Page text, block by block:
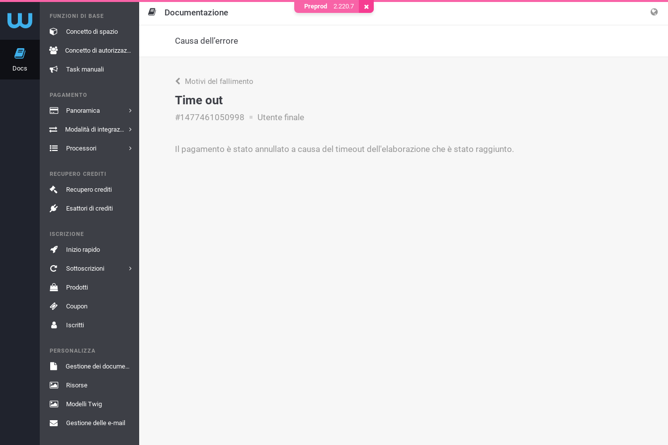
Docs
FUNZIONI DI BASE
Concetto di spazio
Concetto di autorizzazione
Task manuali
PAGAMENTO
Panoramica
Modalità di integrazione
Processori
RECUPERO CREDITI
Recupero crediti
Esattori di crediti
ISCRIZIONE
Inizio rapido
Sottoscrizioni
Prodotti
Coupon
Iscritti
PERSONALIZZA
Gestione dei documenti
Risorse
Modelli Twig
Gestione delle e-mail
Documentazione
Causa dell’errore
Motivi del fallimento
Time out
#1477461050998 Utente finale
Il pagamento è stato annullato a causa del timeout dell'elaborazione che è stato raggiunto.
Preprod 2.220.7 Rimuovere il cookie